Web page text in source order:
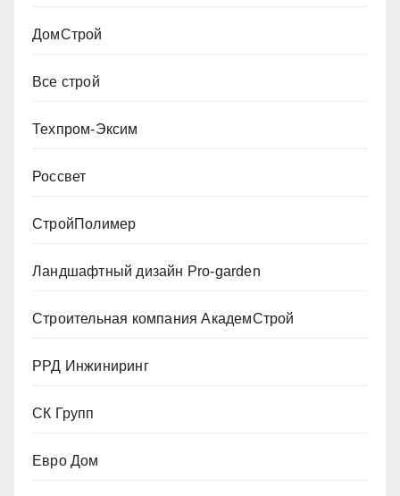
ДомСтрой
Все строй
Техпром-Эксим
Россвет
СтройПолимер
Ландшафтный дизайн Pro-garden
Строительная компания АкадемСтрой
РРД Инжиниринг
СК Групп
Евро Дом